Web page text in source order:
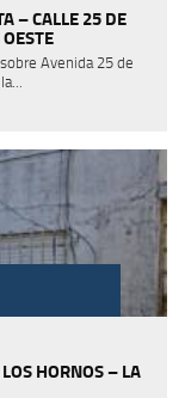
– CALLE 25 DE
Avenida 25 de
HORNOS – LA